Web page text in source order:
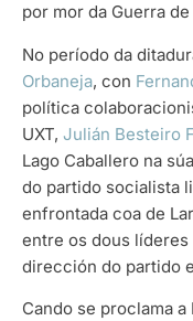
por mor da Guerra
No período da
Orbaneja, con
política
UXT, Julián Besteiro
Lago Caballero na
do partido socialista
enfrontada coa de
entre os dous líderes
dirección do partido
Cando se proclama a